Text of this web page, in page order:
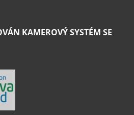
KAMEROVÝ SYSTÉM SE